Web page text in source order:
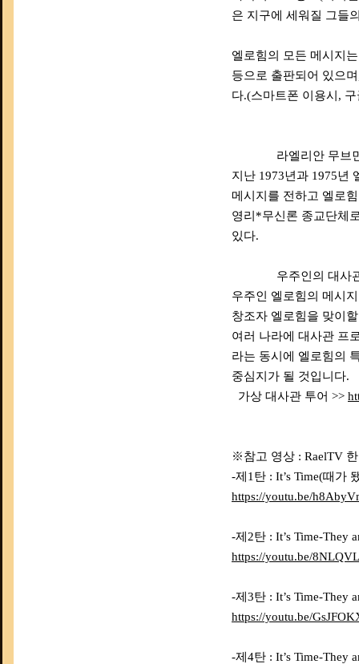
은 지구에 세워질 그들
엘로힘의 모든 메시지
등으로 출판되어 있으
다.(스마트폰 이용시,
라엘리안 무브먼트
지난 1973년과 1975년
메시지를 전하고 엘로
영리*무신론 종교단체
있다.
우주인의 대사
우주인 엘로힘의 메시
창조자 엘로힘을 맞이
여러 나라에 대사관 프
라는 동시에 엘로힘의
중심지가 될 것입니다.
가상 대사관 투어 >>
※참고 영상 : RaelTV
-제1탄 : It’s Time(때가
https://youtu.be/
-제2탄 : It’s Time-They
https://youtu.be/
-제3탄 : It’s Time-They
https://youtu.be/
-제4탄 : It’s Time-They